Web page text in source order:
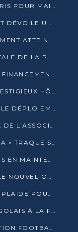
RECONNAISSANCE : HONNEUR À PARIS POUR MAIXENT RAOUL OMINGA
CANAL+ RELANCE LA CHAÎNE CAN ET DÉVOILE UNE OFFRE EXCEPTIONNELLE POUR DÉCEMBRE
LA DETTE DES PAYS EN DÉVELOPPEMENT ATTEINT UN SOMMET HISTORIQUE ENTRE 2022 ET 2024
L’AFRIQUE VISE L’ÉRADICATION TOTALE DE LA POLIOMYÉLITE D’ICI 2026
LA BAD PROMET D’ACCÉLÉRER SES FINANCEMENTS AVEC LE MINISTÈRE DE L’ASSAINISSEMENT
SASSOU NGUESSO INAUGURE LE PRESTIGIEUX HÔTEL KEMPINSKI BRAZZAVILLE
LE SECTEUR PRIVÉ MOBILISÉ POUR LE DÉPLOIEMENT DE 19 MINI-CENTRALES SOLAIRES
YVON SANA BANGUI PREND LA TÊTE DE L’ASSOCIATION DES BANQUES CENTRALES AFRICAINES
DENIS SASSOU-NGUESSO PROMET LA « TRAQUE SANS RELÂCHE » DU GRAND BANDITISME
13 MILITAIRES CONGOLAIS DIPLÔMÉS EN MAINTENANCE INDUSTRIELLE APRÈS TROIS ANS DE FORMATION À L’UNIVERSITÉ MARIEN-NGOUABI
« BÂTIR, SERVIR, TRANSMETTRE » : LE NOUVEL OUVRAGE QUI INTERPELLE LES COLLECTIVITÉS
SYMPOSIUM DE L’ABCA : L’AFRIQUE PLAIDE POUR UN FINANCEMENT CLIMATIQUE ÉQUITABLE
TAEKWONDO : DEUX JUNIORS CONGOLAIS À LA FINALE D’OPEN SYRIES 2025 À ABIDJAN
KINTELÉ, FUTUR HUB DE LA FORMATION FOOTBALLISTIQUE AFRICAINE ?